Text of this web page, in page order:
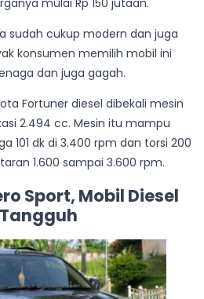
sudah cukup modern dan juga
konsumen memilih mobil ini
dan juga gagah.
Fortuner diesel dibekali mesin
2.494 cc. Mesin itu mampu
101 dk di 3.400 rpm dan torsi 200
1.600 sampai 3.600 rpm.
Sport, Mobil Diesel